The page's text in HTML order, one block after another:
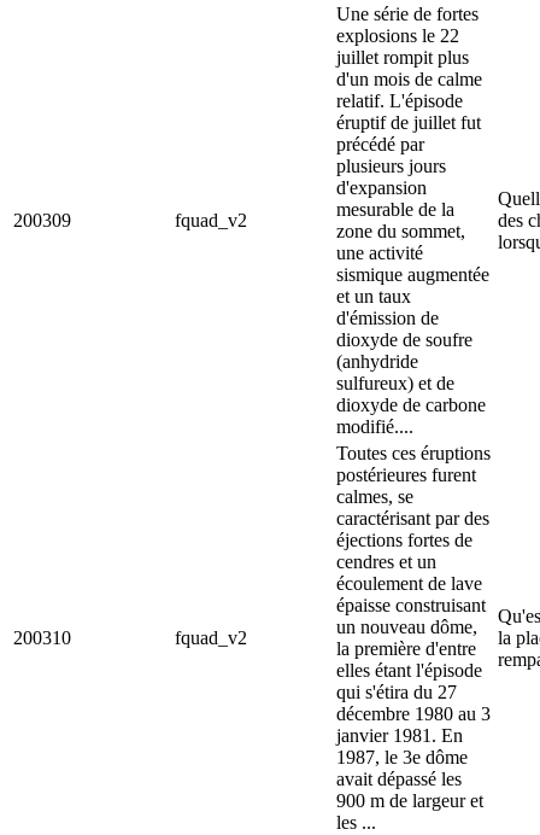
200309 fquad_v2
Une série de fortes
explosions le 22
juillet rompit plus
d'un mois de calme
relatif. L'épisode
éruptif de juillet fut
précédé par
plusieurs jours
d'expansion
mesurable de la
zone du sommet,
une activité
sismique augmentée
et un taux
d'émission de
dioxyde de soufre
(anhydride
sulfureux) et de
dioxyde de carbone
modifié....
des
200310 fquad_v2
Toutes ces éruptions
postérieures furent
calmes, se
caractérisant par des
éjections fortes de
cendres et un
écoulement de lave
épaisse construisant
un nouveau dôme,
la première d'entre
elles étant l'épisode
qui s'étira du 27
décembre 1980 au 3
janvier 1981. En
1987, le 3e dôme
avait dépassé les
900 m de largeur et
les ...
la